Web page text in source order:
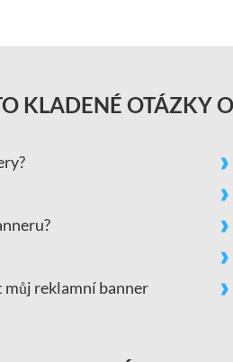
KLADENÉ OTÁZKY
můj reklamní banner